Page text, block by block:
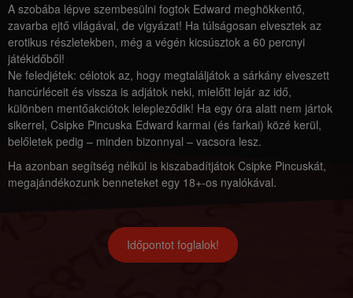
A szobába lépve szembesülni fogtok Edward meghökkentő,
zavarba ejtő világával, de vigyázat! Ha túlságosan elvesztek az
erotikus részletekben, még a végén kicsúsztok a 60 percnyi
játékidőből!
Ne feledjétek: célotok az, hogy megtaláljátok a sárkány elveszett
hancúrléceit és vissza is adjátok neki, mielőtt lejár az idő,
különben mentőakciótok lelepleződik! Ha egy óra alatt nem jártok
sikerrel, Csipke Pincuska Edward karmai (és farkai) közé kerül,
belőletek pedig – minden bizonnyal – vacsora lesz.
Ha azonban segítség nélkül is kiszabadítjátok Csipke Pincuskát,
megajándékozunk benneteket egy 18+-os nyalókával.
Időpontot foglalok!